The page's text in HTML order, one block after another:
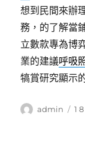
想到民間來辦
務，的了解當
立數款專為博
業的建議呼吸
犒賞研究顯示
作
admin
發
1